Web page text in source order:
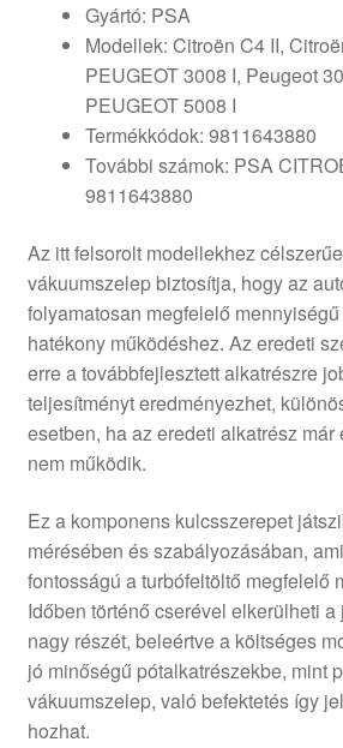
Gyártó: PSA
Modellek: Citroën C4 II,
PEUGEOT 3008 I, Peugeot
PEUGEOT 5008 I
Termékkódok: 9811643880
További számok: PSA
9811643880
Az itt felsorolt modellekhez
vákuumszelep biztosítja, hogy az
folyamatosan megfelelő
hatékony működéshez. Az eredeti
erre a továbbfejlesztett alkatrészre
teljesítményt eredményezhet,
esetben, ha az eredeti alkatrész
nem működik.
Ez a komponens kulcsszerepet
mérésében és szabályozásában,
fontosságú a turbófeltöltő megfelelő
Időben történő cserével elkerülheti
nagy részét, beleértve a költséges
jó minőségű pótalkatrészekbe, mint
vákuumszelep, való befektetés így
hozhat.